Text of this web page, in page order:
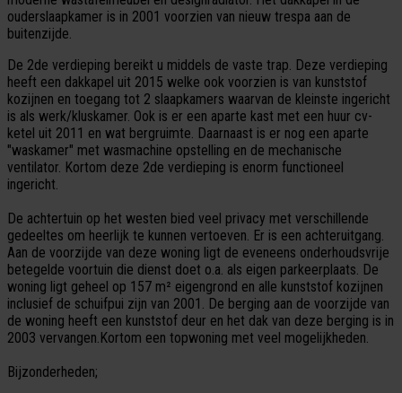
ouderslaapkamer is in 2001 voorzien van nieuw trespa aan de
buitenzijde.
De 2de verdieping bereikt u middels de vaste trap. Deze verdieping
heeft een dakkapel uit 2015 welke ook voorzien is van kunststof
kozijnen en toegang tot 2 slaapkamers waarvan de kleinste ingericht
is als werk/kluskamer. Ook is er een aparte kast met een huur cv-
ketel uit 2011 en wat bergruimte. Daarnaast is er nog een aparte
"waskamer" met wasmachine opstelling en de mechanische
ventilator. Kortom deze 2de verdieping is enorm functioneel
ingericht.
De achtertuin op het westen bied veel privacy met verschillende
gedeeltes om heerlijk te kunnen vertoeven. Er is een achteruitgang.
Aan de voorzijde van deze woning ligt de eveneens onderhoudsvrije
betegelde voortuin die dienst doet o.a. als eigen parkeerplaats. De
woning ligt geheel op 157 m² eigengrond en alle kunststof kozijnen
inclusief de schuifpui zijn van 2001. De berging aan de voorzijde van
de woning heeft een kunststof deur en het dak van deze berging is in
2003 vervangen.Kortom een topwoning met veel mogelijkheden.
Bijzonderheden;